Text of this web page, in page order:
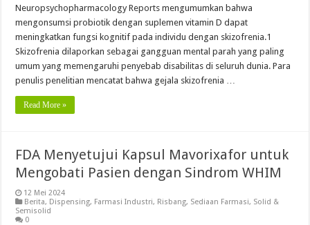
Neuropsychopharmacology Reports mengumumkan bahwa
mengonsumsi probiotik dengan suplemen vitamin D dapat
meningkatkan fungsi kognitif pada individu dengan skizofrenia.1
Skizofrenia dilaporkan sebagai gangguan mental parah yang paling
umum yang memengaruhi penyebab disabilitas di seluruh dunia. Para
penulis penelitian mencatat bahwa gejala skizofrenia …
Read More »
FDA Menyetujui Kapsul Mavorixafor untuk
Mengobati Pasien dengan Sindrom WHIM
12 Mei 2024
Berita, Dispensing, Farmasi Industri, Risbang, Sediaan Farmasi, Solid &
Semisolid
0